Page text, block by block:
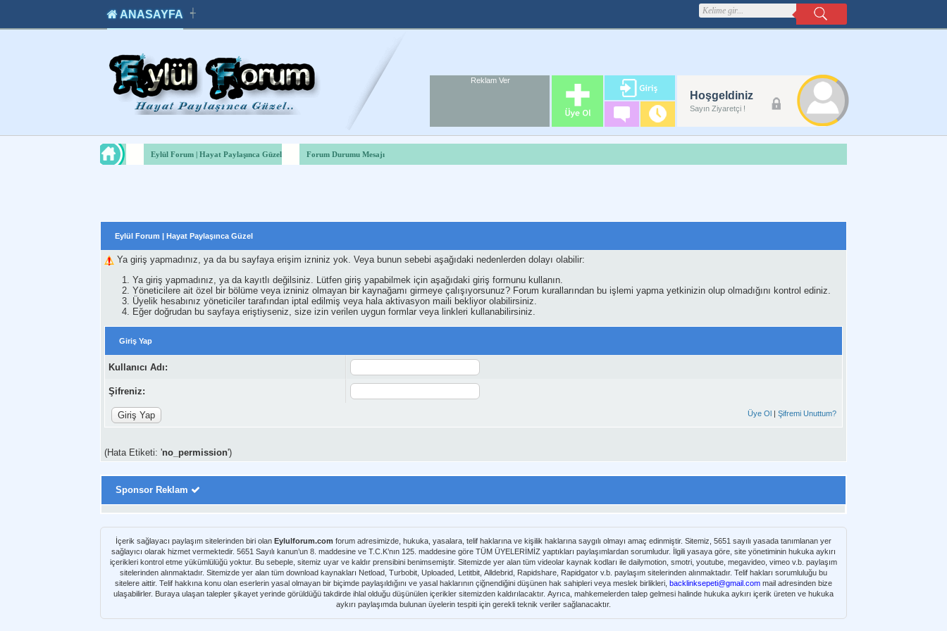
satın
takipçi
ANASAYFA ┽
Hoşgeldiniz
Sayın Ziyaretçi !
Reklam Ver
Forum
Reklam Alanı
Eylül Forum | Hayat Paylaşınca Güzel Forum Durumu Mesajı
Eylül Forum | Hayat Paylaşınca Güzel
Ya giriş yapmadınız, ya da bu sayfaya erişim izniniz yok. Veya bunun sebebi aşağıdaki nedenlerden dolayı olabilir:
Ya giriş yapmadınız, ya da kayıtlı değilsiniz. Lütfen giriş yapabilmek için aşağıdaki giriş formunu kullanın.
Yöneticilere ait özel bir bölüme veya izniniz olmayan bir kaynağamı girmeye çalışıyorsunuz? Forum kurallarından bu işlemi yapma yetkinizin olup olmadığını kontrol ediniz.
Üyelik hesabınız yöneticiler tarafından iptal edilmiş veya hala aktivasyon maili bekliyor olabilirsiniz.
Eğer doğrudan bu sayfaya eriştiyseniz, size izin verilen uygun formlar veya linkleri kullanabilirsiniz.
Giriş Yap
Kullanıcı Adı:
Şifreniz:
Üye Ol | Şifremi Unuttum?
(Hata Etiketi: 'no_permission')
Sponsor Reklam
İçerik sağlayacı paylaşım sitelerinden biri olan Eylulforum.com forum adresimizde, hukuka, yasalara, telif haklarına ve kişilik haklarına saygılı olmayı amaç edinmiştir. Sitemiz, 5651 sayılı yasada tanımlanan yer
sağlayıcı olarak hizmet vermektedir. 5651 Sayılı kanun’un 8. maddesine ve T.C.K’nın 125. maddesine göre TÜM ÜYELERİMİZ yaptıkları paylaşımlardan sorumludur. İlgili yasaya göre, site yönetiminin hukuka aykırı
içerikleri kontrol etme yükümlülüğü yoktur. Bu sebeple, sitemiz uyar ve kaldır prensibini benimsemiştir. Sitemizde yer alan tüm videolar kaynak kodları ile dailymotion, smotri, youtube, megavideo, vimeo v.b. paylaşım
sitelerinden alınmaktadır. Sitemizde yer alan tüm download kaynakları Netload, Turbobit, Uploaded, Letitbit, Alldebrid, Rapidshare, Rapidgator v.b. paylaşım sitelerinden alınmaktadır. Telif hakları sorumluluğu bu
sitelere aittir. Telif hakkına konu olan eserlerin yasal olmayan bir biçimde paylaşıldığını ve yasal haklarının çiğnendiğini düşünen hak sahipleri veya meslek birlikleri, backlinksepeti@gmail.com mail adresinden bize
ulaşabilirler. Buraya ulaşan talepler şikayet yerinde görüldüğü takdirde ihlal olduğu düşünülen içerikler sitemizden kaldırılacaktır. Ayrıca, mahkemelerden talep gelmesi halinde hukuka aykırı içerik üreten ve hukuka
aykırı paylaşımda bulunan üyelerin tespiti için gerekli teknik veriler sağlanacaktır.